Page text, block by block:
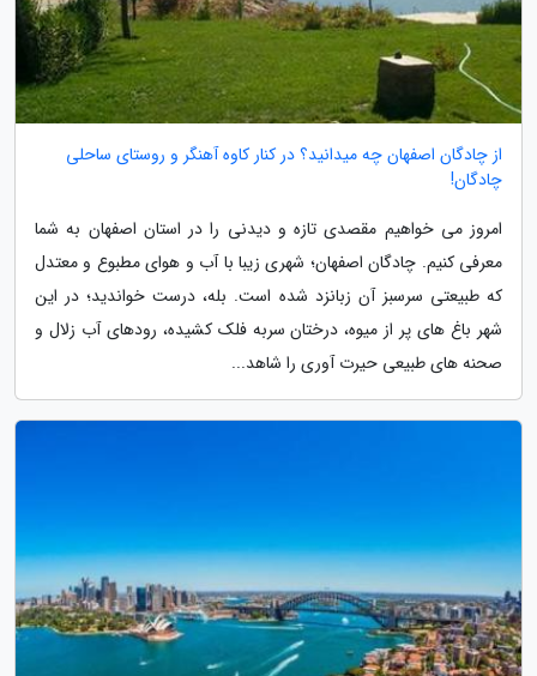
از چادگان اصفهان چه میدانید؟ در کنار کاوه آهنگر و روستای ساحلی
چادگان!
امروز می خواهیم مقصدی تازه و دیدنی را در استان اصفهان به شما
معرفی کنیم. چادگان اصفهان؛ شهری زیبا با آب و هوای مطبوع و معتدل
که طبیعتی سرسبز آن زبانزد شده است. بله، درست خواندید؛ در این
شهر باغ های پر از میوه، درختان سربه فلک کشیده، رودهای آب زلال و
صحنه های طبیعی حیرت آوری را شاهد...